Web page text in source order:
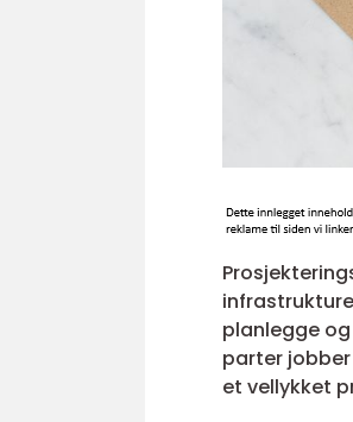
planlegge
parter
et vellykket